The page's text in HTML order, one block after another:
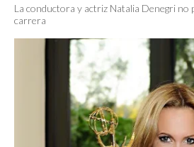
La conductora y actriz Natalia Denegri no